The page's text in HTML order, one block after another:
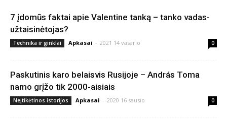
7 įdomūs faktai apie Valentine tanką – tanko vadas-
užtaisinėtojas?
Technika ir ginklai Apkasai - 2021 14 vasario 0
Paskutinis karo belaisvis Rusijoje – András Toma
namo grįžo tik 2000-aisiais
Neįtikėtinos istorijos Apkasai - 2020 16 sausio 0